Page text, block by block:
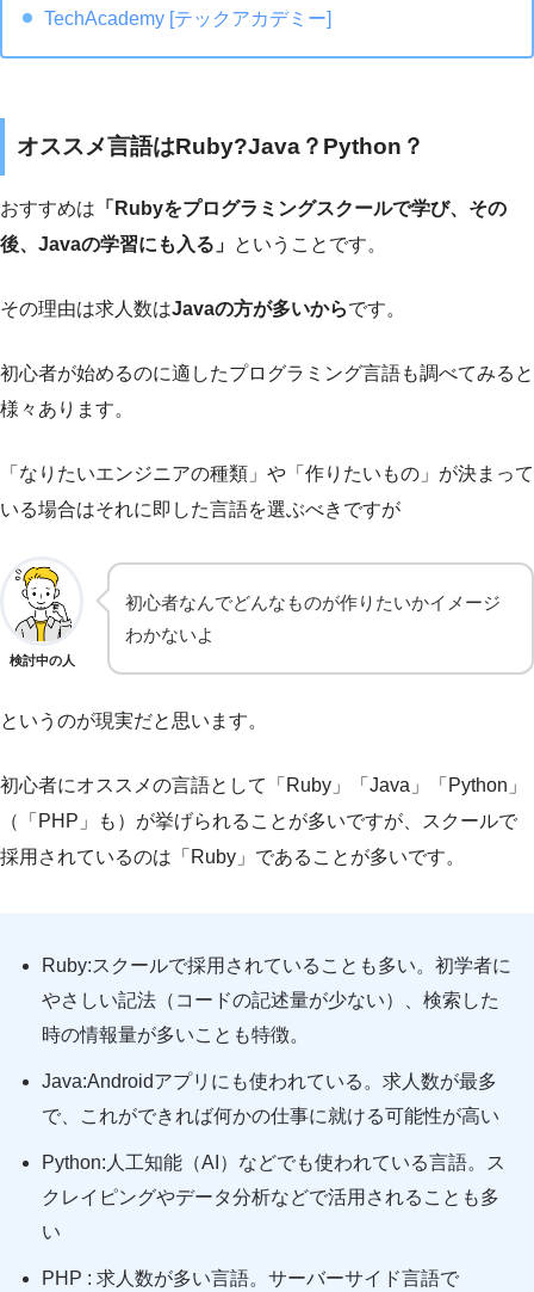
TechAcademy [テックアカデミー]
オススメ言語はRuby?Java？Python？
おすすめは 「Rubyをプログラミングスクールで学び、その
後、Javaの学習にも入る」 ということです。
その理由は求人数はJavaの方が多いからです。
初心者が始めるのに適したプログラミング言語も調べてみると
様々あります。
「なりたいエンジニアの種類」や「作りたいもの」が決まって
いる場合はそれに即した言語を選ぶべきですが
検討中の人
初心者なんでどんなものが作りたいかイメージ
わかないよ
というのが現実だと思います。
初心者にオススメの言語として「Ruby」「Java」「Python」
（「PHP」も）が挙げられることが多いですが、スクールで
採用されているのは「Ruby」であることが多いです。
Ruby:スクールで採用されていることも多い。初学者に
やさしい記法（コードの記述量が少ない）、検索した
時の情報量が多いことも特徴。
Java:Androidアプリにも使われている。求人数が最多
で、これができれば何かの仕事に就ける可能性が高い
Python:人工知能（AI）などでも使われている言語。ス
クレイピングやデータ分析などで活用されることも多
い
PHP : 求人数が多い言語。サーバーサイド言語で